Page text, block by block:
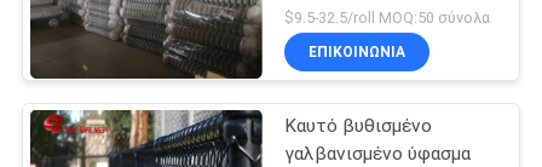
που περιφράζει το
χαμηλό καλώδιο σιδήρου
άνθρακα
$9.5-32.5/roll MOQ:50 σύνολα
ΕΠΙΚΟΙΝΩΝΊΑ
Καυτό βυθισμένο
γαλβανισμένο ύφασμα